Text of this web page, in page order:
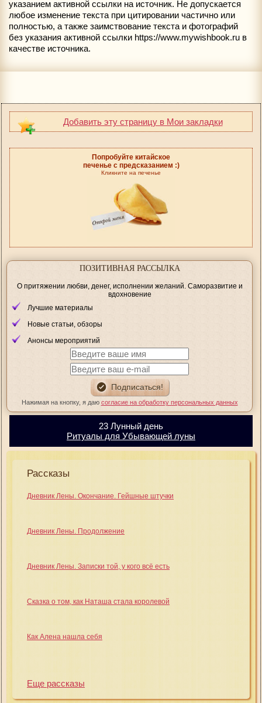
указанием активной ссылки на источник. Не допускается
любое изменение текста при цитировании частично или
полностью, а также заимствование текста и фотографий
без указания активной ссылки https://www.mywishbook.ru в
качестве источника.
Добавить эту страницу в Мои закладки
Попробуйте китайское
печенье с предсказанием :)
Кликните на печенье
ПОЗИТИВНАЯ РАССЫЛКА
О притяжении любви, денег, исполнении желаний. Саморазвитие и
вдохновение
Лучшие материалы
Новые статьи, обзоры
Анонсы мероприятий
Нажимая на кнопку, я даю согласие на обработку персональных данных
23 Лунный день
Ритуалы для Убывающей луны
Рассказы
Дневник Лены. Окончание. Гейшные штучки
Дневник Лены. Продолжение
Дневник Лены. Записки той, у кого всё есть
Сказка о том, как Наташа стала королевой
Как Алена нашла себя
Еще рассказы